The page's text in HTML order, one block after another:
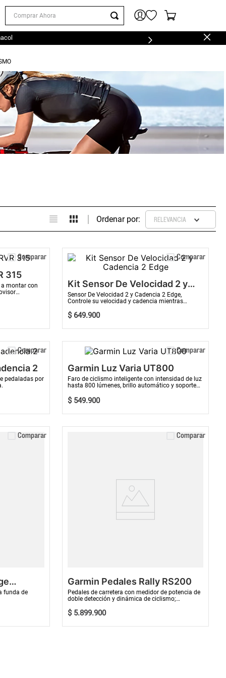
RELEVANCIA
315
montar con
AHORA
Comparar
Kit Sensor De Velocidad 2 y
Cadencia 2 Edge
Sensor De Velocidad 2 y Cadencia 2 Edge,
Controle su velocidad y cadencia mientras
$ 649.900
COMPRAR AHORA
Comparar
2
pedaladas por
AHORA
Comparar
Garmin Luz Varia UT800
Faro de ciclismo inteligente con intensidad de luz
hasta 800 lúmenes, brillo automático y soporte
$ 549.900
COMPRAR AHORA
Comparar
funda de
Comparar
Garmin Pedales Rally RS200
Pedales de carretera con medidor de potencia de
doble detección y dinámica de ciclismo;
$ 5.899.900
Comparar